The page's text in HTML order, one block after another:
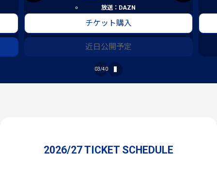
放送：DAZN
チケット購入
近日公開予定
03/40
2026/27 TICKET SCHEDULE